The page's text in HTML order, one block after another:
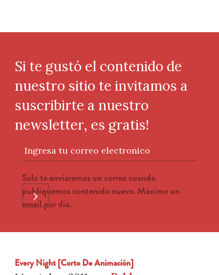
Si te gustó el contenido de
nuestro sitio te invitamos a
suscribirte a nuestro
newsletter, es gratis!
Ingresa tu correo electronico
Solo te enviaremos un correo cuando
publiquemos contenido nuevo. Máximo un
email por día.
›
Every Night [Corto De Animación]